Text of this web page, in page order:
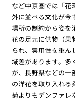
など中京圏では「花
外に並べる文化が今
場所の制約から姿を
花の足元に供物（果
られ、実用性を重ん
域差があります。多
が、長野県などの一
の洋花を取り入れる
菊よりもデンファレ